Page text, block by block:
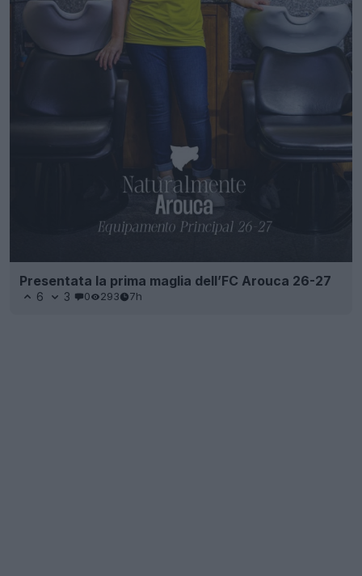
Presentata la prima maglia dell’FC Arouca 26-27
6 3 0 293 7h